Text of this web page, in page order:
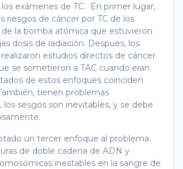
exámenes de TC. En primer lugar,
riesgos de cáncer por TC de los
la bomba atómica que estuvieron
dosis de radiación. Después, los
estudios directos de cáncer
se sometieron a TAC cuando eran
de estos enfoques coinciden
tienen problemas
sesgos son inevitables, y se debe
un tercer enfoque al problema.
de doble cadena de ADN y
inestables en la sangre de